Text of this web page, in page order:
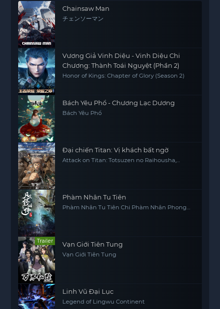
Chainsaw Man
チェンソーマン
Vương Giả Vinh Diệu - Vinh Diệu Chi
Chương: Thành Toái Nguyệt (Phần 2)
Honor of Kings: Chapter of Glory (Season 2)
Bách Yêu Phổ - Chương Lạc Dương
Bách Yêu Phổ
Đại chiến Titan: Vị khách bất ngờ
Attack on Titan: Totsuzen no Raihousha,
Phàm Nhân Tu Tiên
Phàm Nhân Tu Tiên Chi Phàm Nhân Phong
Trailer Vạn Giới Tiên Tung
Vạn Giới Tiên Tung
Linh Vũ Đại Lục
Legend of Lingwu Continent